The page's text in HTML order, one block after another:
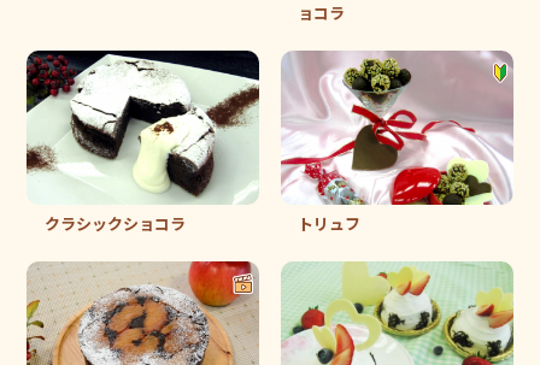
ョコラ
クラシックショコラ トリュフ